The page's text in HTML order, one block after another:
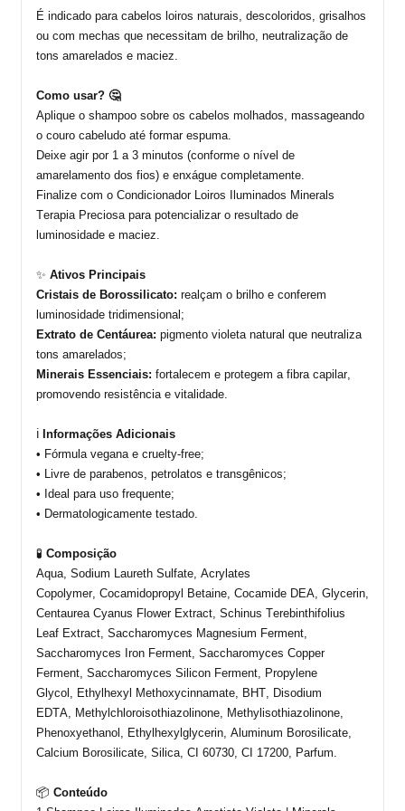
É indicado para cabelos loiros naturais, descoloridos, grisalhos
ou com mechas que necessitam de brilho, neutralização de
tons amarelados e maciez.
Como usar? 🤔
Aplique o shampoo sobre os cabelos molhados, massageando
o couro cabeludo até formar espuma.
Deixe agir por 1 a 3 minutos (conforme o nível de
amarelamento dos fios) e enxágue completamente.
Finalize com o Condicionador Loiros Iluminados Minerals
Terapia Preciosa para potencializar o resultado de
luminosidade e maciez.
✨ Ativos Principais
Cristais de Borossilicato: realçam o brilho e conferem
luminosidade tridimensional;
Extrato de Centáurea: pigmento violeta natural que neutraliza
tons amarelados;
Minerais Essenciais: fortalecem e protegem a fibra capilar,
promovendo resistência e vitalidade.
ℹ️ Informações Adicionais
• Fórmula vegana e cruelty-free;
• Livre de parabenos, petrolatos e transgênicos;
• Ideal para uso frequente;
• Dermatologicamente testado.
🧪 Composição
Aqua, Sodium
Laureth Sulfate, Acrylates
Copolymer, Cocamidopropyl Betaine, Cocamide DEA, Glycerin,
Centaurea Cyanus Flower Extract, Schinus Terebinthifolius
Leaf Extract, Saccharomyces Magnesium Ferment,
Saccharomyces Iron Ferment, Saccharomyces Copper
Ferment, Saccharomyces Silicon Ferment, Propylene
Glycol,
Ethylhexyl Methoxycinnamate, BHT, Disodium
EDTA,
Methylchloroisothiazolinone , Methylisothiazolinone,
Phenoxyethanol,
Ethylhexylglycerin , Aluminum Borosilicate,
Calcium Borosilicate, Silica, CI 60730, CI 17200, Parfum.
📦 Conteúdo